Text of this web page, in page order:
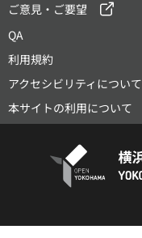
ご意見・ご要望
QA
利用規約
アクセシビリティについて
本サイトの利用について